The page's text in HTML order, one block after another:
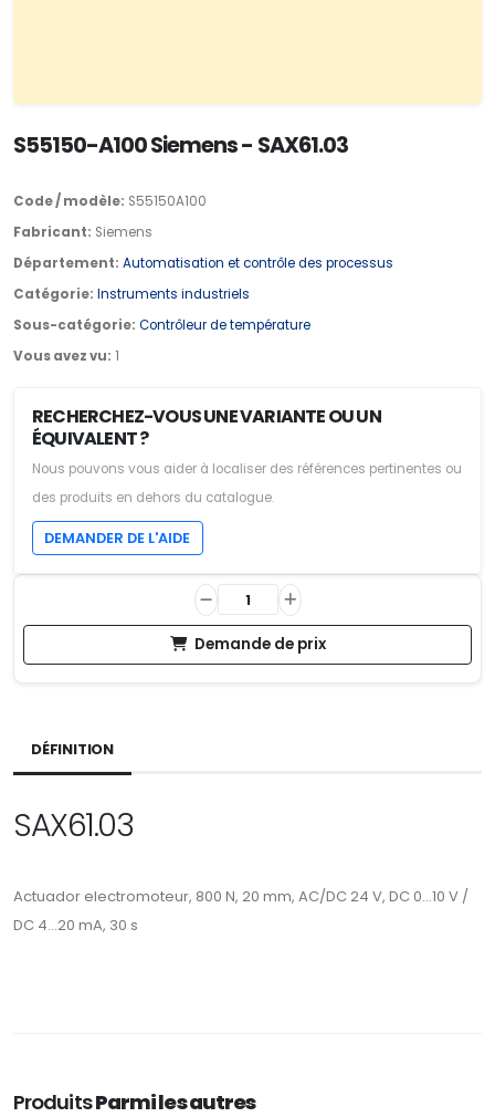
S55150-A100 Siemens - SAX61.03
Code / modèle: S55150A100
Fabricant: Siemens
Département: Automatisation et contrôle des processus
Catégorie: Instruments industriels
Sous-catégorie: Contrôleur de température
Vous avez vu: 1
RECHERCHEZ-VOUS UNE VARIANTE OU UN
ÉQUIVALENT ?
Nous pouvons vous aider à localiser des références pertinentes ou
des produits en dehors du catalogue.
DEMANDER DE L'AIDE
Demande de prix
DÉFINITION
SAX61.03
Actuador electromoteur, 800 N, 20 mm, AC/DC 24 V, DC 0...10 V /
DC 4...20 mA, 30 s
ProduitsParmi les autres